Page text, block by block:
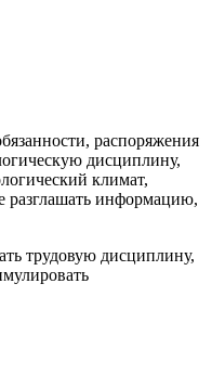
распоряжения
дисциплину,
климат,
разглашать информацию,
трудовую дисциплину,